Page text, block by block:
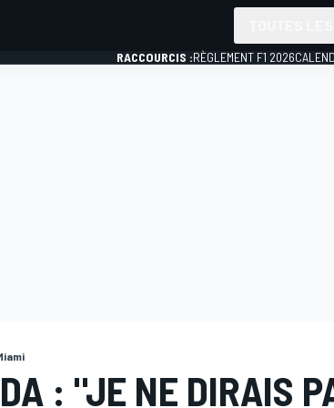
RACCOURCIS :RÈGLEMENT F1 2026
: "JE NE DIRAIS